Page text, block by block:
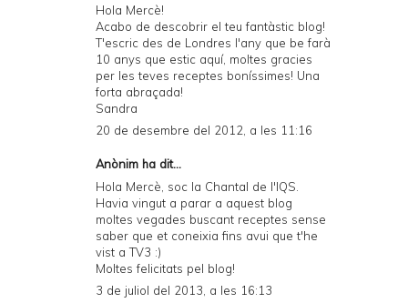
Hola Mercè!
Acabo de descobrir el teu fantàstic blog!
T'escric des de Londres l'any que be farà
10 anys que estic aquí, moltes gracies
per les teves receptes boníssimes! Una
forta abraçada!
Sandra
20 de desembre del 2012, a les 11:16
Anònim ha dit...
Hola Mercè, soc la Chantal de l'IQS.
Havia vingut a parar a aquest blog
moltes vegades buscant receptes sense
saber que et coneixia fins avui que t'he
vist a TV3 :)
Moltes felicitats pel blog!
3 de juliol del 2013, a les 16:13